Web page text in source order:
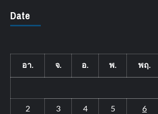
Date
อา. จ. อ. พ. พฤ.
2 3 4 5 6